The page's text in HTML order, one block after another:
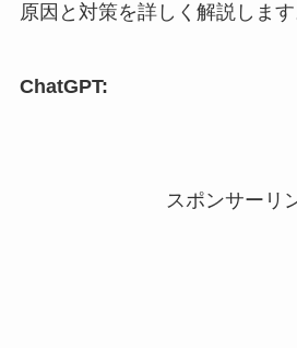
原因と対策を詳しく解説します
ChatGPT:
スポンサーリ